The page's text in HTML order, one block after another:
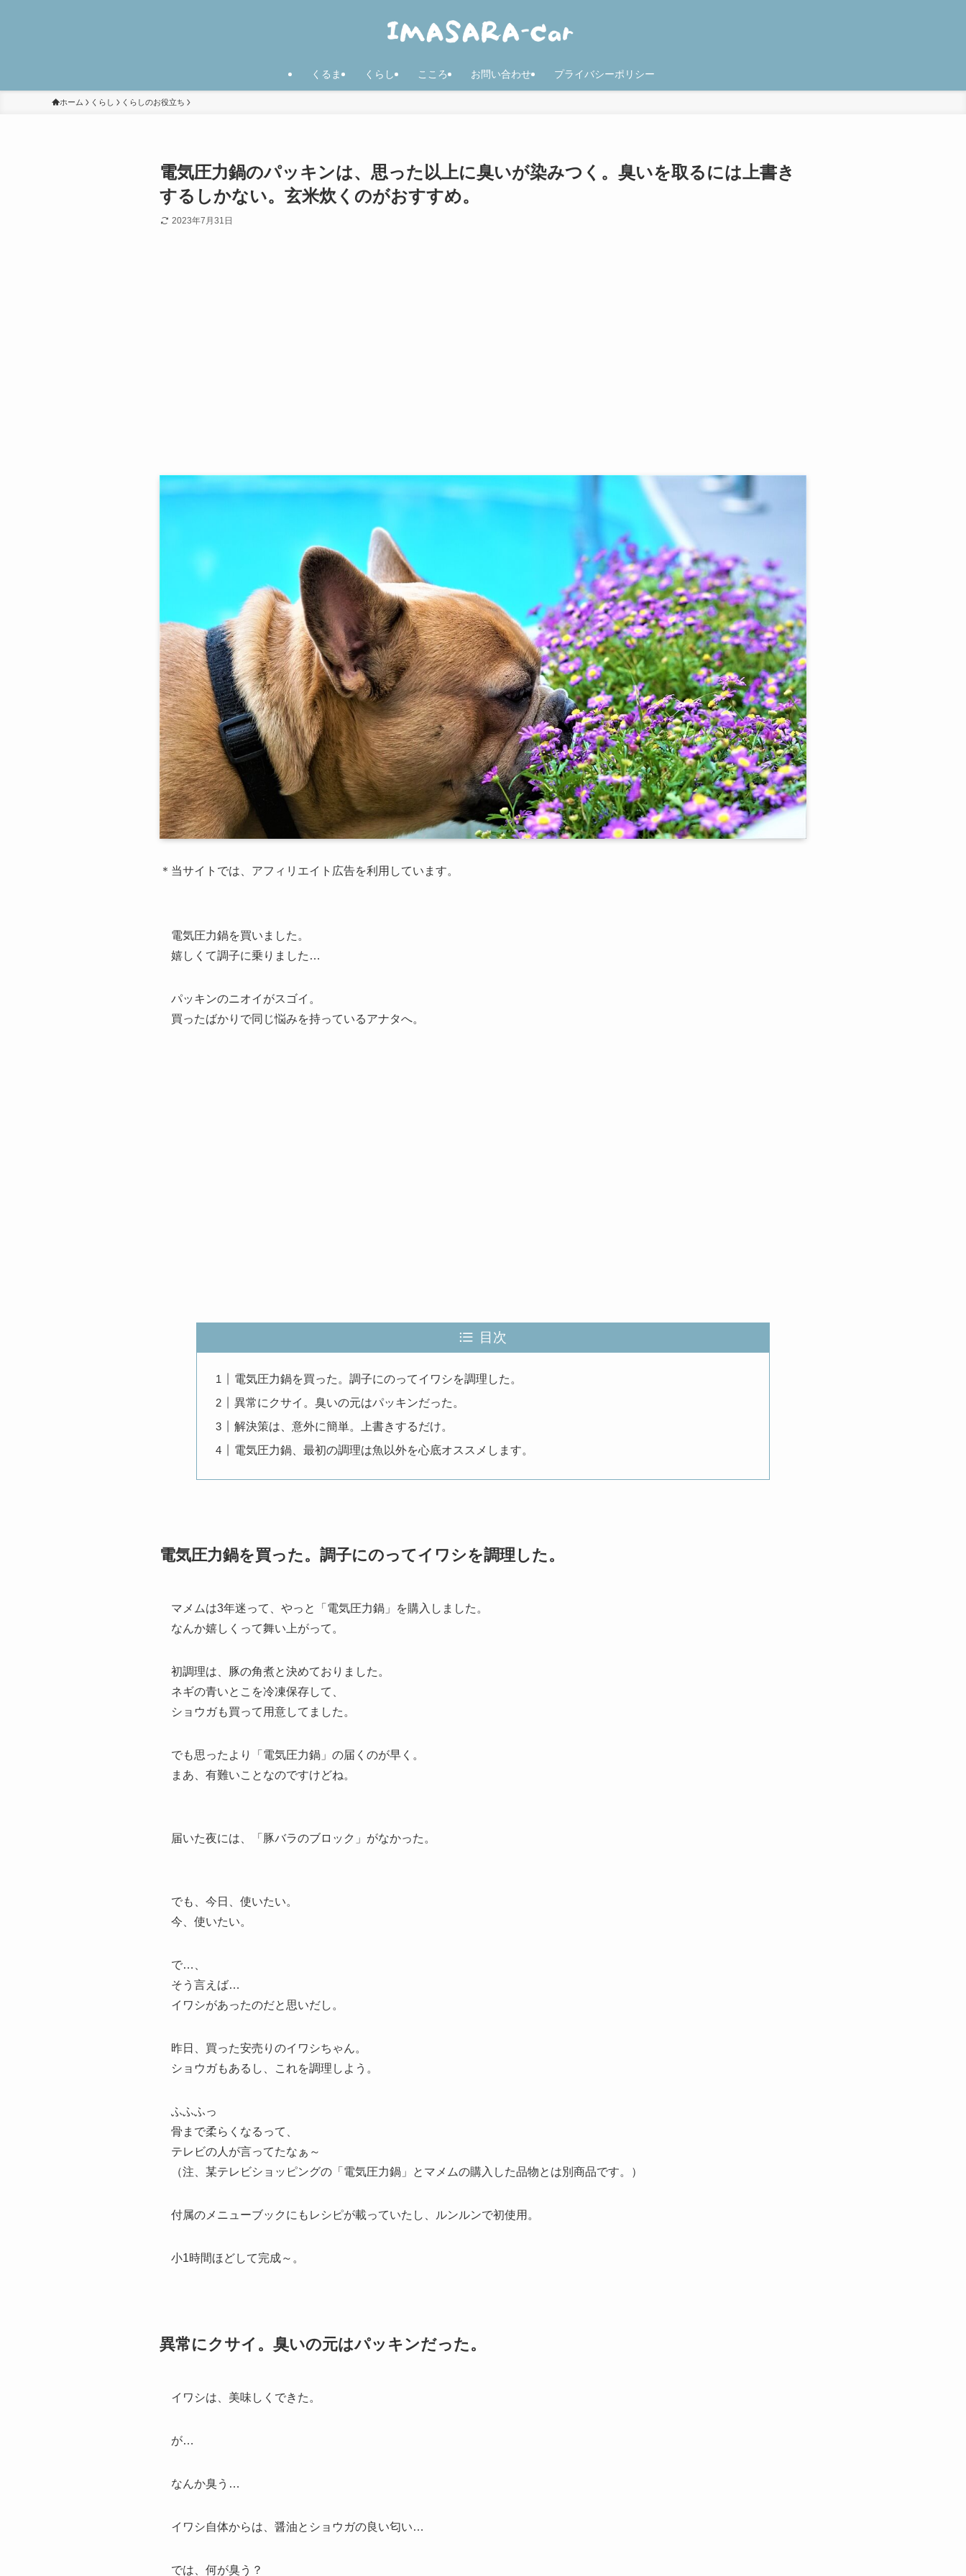
くるま くらし こころ お問い合わせ プライバシーポリシー
ホーム くらし くらしのお役立ち
電気圧力鍋のパッキンは、思った以上に臭いが染みつく。臭いを取るには上書き
するしかない。玄米炊くのがおすすめ。
2023年7月31日
＊当サイトでは、アフィリエイト広告を利用しています。
電気圧力鍋を買いました。
嬉しくて調子に乗りました…
パッキンのニオイがスゴイ。
買ったばかりで同じ悩みを持っているアナタへ。
目次
電気圧力鍋を買った。調子にのってイワシを調理した。
異常にクサイ。臭いの元はパッキンだった。
解決策は、意外に簡単。上書きするだけ。
電気圧力鍋、最初の調理は魚以外を心底オススメします。
電気圧力鍋を買った。調子にのってイワシを調理した。
マメムは3年迷って、やっと「電気圧力鍋」を購入しました。
なんか嬉しくって舞い上がって。
初調理は、豚の角煮と決めておりました。
ネギの青いとこを冷凍保存して、
ショウガも買って用意してました。
でも思ったより「電気圧力鍋」の届くのが早く。
まあ、有難いことなのですけどね。
届いた夜には、「豚バラのブロック」がなかった。
でも、今日、使いたい。
今、使いたい。
で…、
そう言えば…
イワシがあったのだと思いだし。
昨日、買った安売りのイワシちゃん。
ショウガもあるし、これを調理しよう。
ふふふっ
骨まで柔らくなるって、
テレビの人が言ってたなぁ～
（注、某テレビショッピングの「電気圧力鍋」とマメムの購入した品物とは別商品です。）
付属のメニューブックにもレシピが載っていたし、ルンルンで初使用。
小1時間ほどして完成～。
異常にクサイ。臭いの元はパッキンだった。
イワシは、美味しくできた。
が…
なんか臭う…
イワシ自体からは、醤油とショウガの良い匂い…
では、何が臭う？